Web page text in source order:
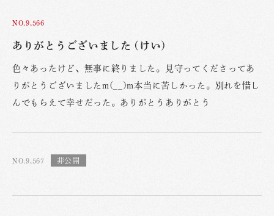
NO.9,566
ありがとうございました (けい)
色々あったけど、無事に終りました。見守ってくださってあ
りがとうございましたm(__)m本当に苦しかった。別れを惜し
んでもらえて幸せだった。ありがとうありがとう
NO.9,567